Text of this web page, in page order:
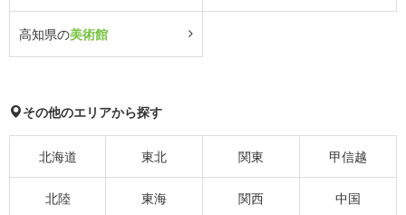
高知県の美術館
その他のエリアから探す
北海道 東北 関東 甲信越
北陸 東海 関西 中国